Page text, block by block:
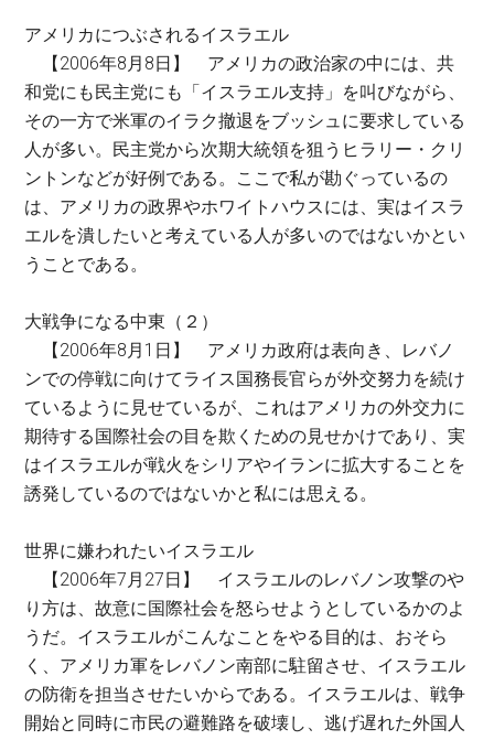
アメリカにつぶされるイスラエル
【2006年8月8日】 アメリカの政治家の中には、共
和党にも民主党にも「イスラエル支持」を叫びながら、
その一方で米軍のイラク撤退をブッシュに要求している
人が多い。民主党から次期大統領を狙うヒラリー・クリ
ントンなどが好例である。ここで私が勘ぐっているの
は、アメリカの政界やホワイトハウスには、実はイスラ
エルを潰したいと考えている人が多いのではないかとい
うことである。
大戦争になる中東（２）
【2006年8月1日】 アメリカ政府は表向き、レバノ
ンでの停戦に向けてライス国務長官らが外交努力を続け
ているように見せているが、これはアメリカの外交力に
期待する国際社会の目を欺くための見せかけであり、実
はイスラエルが戦火をシリアやイランに拡大することを
誘発しているのではないかと私には思える。
世界に嫌われたいイスラエル
【2006年7月27日】 イスラエルのレバノン攻撃のや
り方は、故意に国際社会を怒らせようとしているかのよ
うだ。イスラエルがこんなことをやる目的は、おそら
く、アメリカ軍をレバノン南部に駐留させ、イスラエル
の防衛を担当させたいからである。イスラエルは、戦争
開始と同時に市民の避難路を破壊し、逃げ遅れた外国人